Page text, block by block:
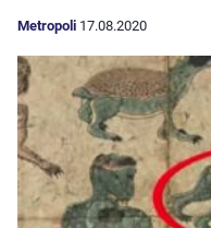
Metropoli 17.08.2020